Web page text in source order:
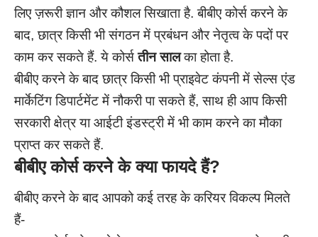
लिए ज़रूरी ज्ञान और कौशल सिखाता है. बीबीए कोर्स करने के
बाद, छात्र किसी भी संगठन में प्रबंधन और नेतृत्व के पदों पर
काम कर सकते हैं. ये कोर्सतीन सालका होता है.
बीबीए करने के बाद छात्र किसी भी प्राइवेट कंपनी में सेल्स एंड
मार्केटिंग डिपार्टमेंट में नौकरी पा सकते हैं, साथ ही आप किसी
सरकारी क्षेत्र या आईटी इंडस्ट्री में भी काम करने का मौका
प्राप्त कर सकते हैं.
बीबीए कोर्स करने के क्या फायदे हैं?
बीबीए करने के बाद आपको कई तरह के करियर विकल्प मिलते
हैं-